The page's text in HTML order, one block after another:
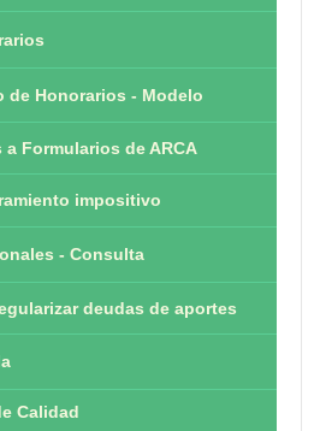
de Honorarios - Modelo
Formularios de ARCA
impositivo
- Consulta
deudas de aportes
Calidad